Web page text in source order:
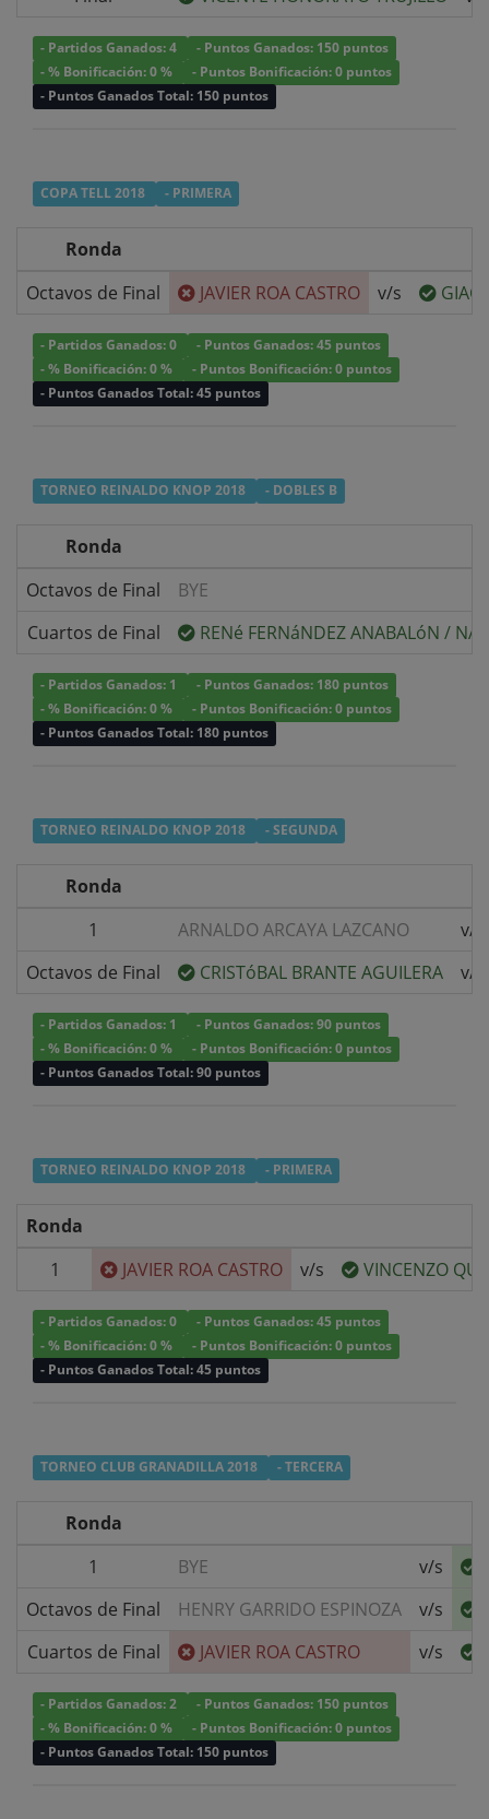
- Partidos Ganados: 4
- Puntos Ganados: 150 puntos
- % Bonificación: 0 %
- Puntos Bonificación: 0 puntos
- Puntos Ganados Total: 150 puntos
COPA TELL 2018 - PRIMERA
Ronda
Octavos de Final
JAVIER ROA CASTRO v/s
- Partidos Ganados: 0
- Puntos Ganados: 45 puntos
- % Bonificación: 0 %
- Puntos Bonificación: 0 puntos
- Puntos Ganados Total: 45 puntos
TORNEO REINALDO KNOP 2018 - DOBLES B
Ronda
Octavos de Final
BYE
Cuartos de Final
RENé FERNáNDEZ ANABALóN /
- Partidos Ganados: 1
- Puntos Ganados: 180 puntos
- % Bonificación: 0 %
- Puntos Bonificación: 0 puntos
- Puntos Ganados Total: 180 puntos
TORNEO REINALDO KNOP 2018 - SEGUNDA
Ronda
1
ARNALDO ARCAYA LAZCANO
v/s
Octavos de Final
CRISTóBAL BRANTE AGUILERA v/s
- Partidos Ganados: 1
- Puntos Ganados: 90 puntos
- % Bonificación: 0 %
- Puntos Bonificación: 0 puntos
- Puntos Ganados Total: 90 puntos
TORNEO REINALDO KNOP 2018 - PRIMERA
Ronda
1
JAVIER ROA CASTRO v/s VINCENZO
- Partidos Ganados: 0
- Puntos Ganados: 45 puntos
- % Bonificación: 0 %
- Puntos Bonificación: 0 puntos
- Puntos Ganados Total: 45 puntos
TORNEO CLUB GRANADILLA 2018 - TERCERA
Ronda
1
BYE v/s
Octavos de Final
HENRY GARRIDO ESPINOZA v/s
Cuartos de Final
JAVIER ROA CASTRO v/s
- Partidos Ganados: 2
- Puntos Ganados: 150 puntos
- % Bonificación: 0 %
- Puntos Bonificación: 0 puntos
- Puntos Ganados Total: 150 puntos